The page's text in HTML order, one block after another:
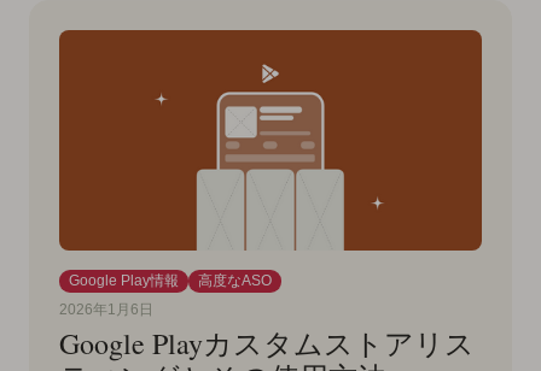
Google Play情報
高度なASO
2026年1月6日
Google Playカスタムストアリス